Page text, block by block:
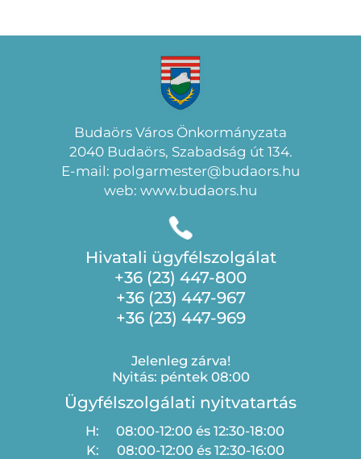
Budaörs Város Önkormányzata
2040 Budaörs, Szabadság út 134.
E-mail: polgarmester@budaors.hu
web: www.budaors.hu
Hivatali ügyfélszolgálat
+36 (23) 447-800
+36 (23) 447-967
+36 (23) 447-969
Jelenleg zárva!
Nyitás: péntek 08:00
Ügyfélszolgálati nyitvatartás
H:
08:00-12:00 és 12:30-18:00
K:
08:00-12:00 és 12:30-16:00